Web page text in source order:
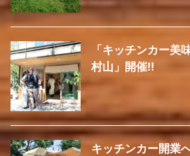
「キッチンカー美
村山」開催!!
キッチンカー開業